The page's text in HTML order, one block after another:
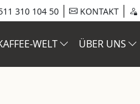
310 104 50 KONTAKT
WELT ÜBER UNS